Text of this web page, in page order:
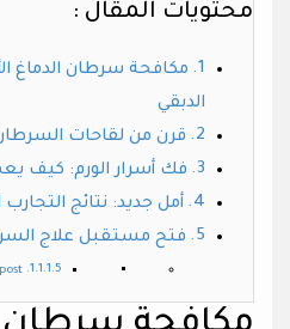
محتويات المقال :
مكافحة سرطان الدماغ
الدبقي
قرن من لقاحات
فك أسرار الورم: كيف
أمل جديد: نتائج
فتح مستقبل علاج